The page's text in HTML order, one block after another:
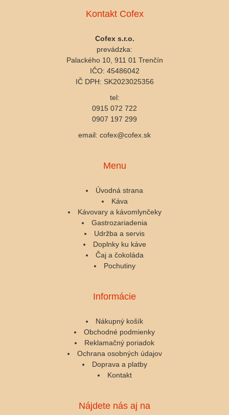
Kontakt Cofex
Cofex s.r.o.
prevádzka:
Palackého 10, 911 01 Trenčín
IČO: 45486042
IČ DPH: SK2023025356
tel:
0915 072 722
0907 197 299
email: cofex@cofex.sk
Menu
Úvodná strana
Káva
Kávovary a kávomlynčeky
Gastrozariadenia
Udržba a servis
Doplnky ku káve
Čaj a čokoláda
Pochutiny
Informácie
Nákupný košík
Obchodné podmienky
Reklamačný poriadok
Ochrana osobných údajov
Doprava a platby
Kontakt
Nájdete nás aj na